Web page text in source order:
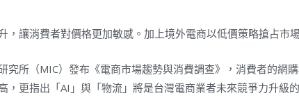
，讓消費者對價格更加敏感。加上境外電商以低價策略搶占市
究所（MIC）發布《電商市場趨勢與消費調查》，消費者的網
，更指出「AI」與「物流」將是台灣電商業者未來競爭力升級